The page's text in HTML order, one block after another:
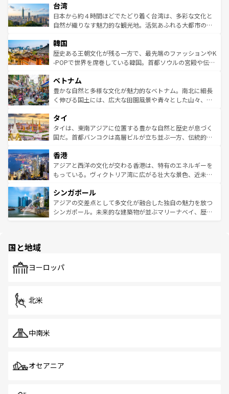
ならではの贅沢な旅のスタイルだ。 なお、新着のアメリカ
情報はコンテンツ一覧を参照してほしい。
れるおもてなしの心で訪れる人々を迎えてくれるハワイの
人々、おいしいローカルフードやハワイアンミュージッ
ク、伝統的なフラダンスなど、すべてがハワイの魅力を彩
ワイを、存分に味わってほしい。 なお、新着のハワイ情報
はコンテンツ一覧を参照してほしい。
リアリーフや大陸中央部にそびえるウルル（エアーズロッ
ク）、タスマニアの美しい原生林やケアンズの熱帯雨林な
ど、見どころがたくさん。また、カフェやワイン、オージ
いる。アクティビティも充実しており、サーフィンやダイ
ビング、ハイキングなど、アウトドア好きにはたまらな
い。オーストラリアの多彩な魅力を存分に味わいつくそ
参照してほしい。
台湾
日本から約４時間ほどでたどり着く台湾は、多彩な文化と
自然が織りなす魅力的な観光地。活気あふれる大都市の台
ン）、静ひつな山岳地帯である台湾東部など、都市の喧騒
と山間の静けさが共存しており、訪れる人に新しい発見と
驚きをもたらしてくれる。また、奥深い台湾の食文化も魅
容にもいいと評判のスイーツなど、バラエティ豊かな料理
が味わえる。 なお、新着の台湾情報は コンテンツ一覧を参
照してほしい。
韓国
歴史ある王朝文化が残る一方で、最先端のファッションやK
-POPで世界を席巻している韓国。首都ソウルの宮殿や伝統
き、地方に足を延ばせば四季折々の自然美を楽しむことが
できる。そして、キムチや焼肉、絶品のストリートフード
まで、さまざまな韓国料理が待っている。夜には、韓国な
リティに包まれながら、韓国の多彩な魅力を心ゆくまで味
わってみてほしい。 なお、新着の韓国情報はコンテンツ一
覧を参照してほしい。
ベトナム
豊かな自然と多様な文化が魅力的なベトナム。南北に細長
く伸びる国土には、広大な田園風景や青々とした山々、世
急速な発展と共に伝統が息づく。ハノイの古い町並みやホ
ーチミン市のフランス統治時代の建物も、独特の雰囲気を
醸し出している。また、バラエティの豊かさとおいしさで
とつ。フォーやバインミー、ベトナムコーヒーなどは、ぜ
ひ現地で味わいたい。どの地域を訪れてもあたたかい人々
が旅行者を迎えてくれるので、きっと忘れられない旅にな
参照してほしい。
タイ
タイは、東南アジアに位置する豊かな自然と歴史が息づく
国だ。首都バンコクは高層ビルが立ち並ぶ一方、伝統的な
の活気が交差している。北部ではチェンマイなどの山岳地
帯で自然と触れ合い、南部ではプーケットやクラビの美し
いビーチでリゾート気分を楽しむことができる。タイ料理
激する。気候は一年中温暖で、どの季節にも異なる楽しみ
が待っている。親しみやすいタイの人々、仏教を中心とし
た文化、そして多様な観光資源が、訪れる旅人を魅了し続
香港
アジアと西洋の文化が交わる香港は、特有のエネルギーを
もっている。ヴィクトリア湾に広がる壮大な景色、近未来
み、どこを訪れても感動するはず。観光スポットが密集し
ており、効率よく見どころを回れるのも魅力。息をのむよ
うな絶景から文化的な体験まで、香港を存分に楽しみ尽く
シンガポール
アジアの交差点として多文化が融合した独自の魅力を放つ
シンガポール。未来的な建築物が並ぶマリーナベイ、歴史
で、ホーカーズは地元の風情を楽しめる外せないスポット
国と地域
ヨーロッパ
北米
中南米
オセアニア